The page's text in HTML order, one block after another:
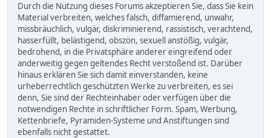
Durch die Nutzung dieses Forums akzeptieren Sie, dass Sie kein
Material verbreiten, welches falsch, diffamierend, unwahr,
missbräuchlich, vulgär, diskriminierend, rassistisch, verachtend,
hasserfüllt, belästigend, obszön, sexuell anstößig, vulgär,
bedrohend, in die Privatsphäre anderer eingreifend oder
anderweitig gegen geltendes Recht verstoßend ist. Darüber
hinaus erklären Sie sich damit einverstanden, keine
urheberrechtlich geschützten Werke zu verbreiten, es sei
denn, Sie sind der Rechteinhaber oder verfügen über die
notwendigen Rechte in schriftlicher Form. Spam, Werbung,
Kettenbriefe, Pyramiden-Systeme und Anstiftungen sind
ebenfalls nicht gestattet.